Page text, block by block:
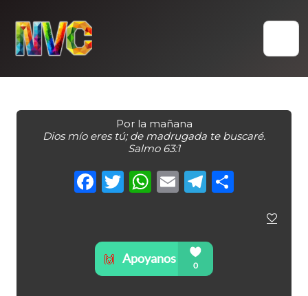
content
Por la mañana
Dios mío eres tú; de madrugada te buscaré.
Salmo 63:1
Facebook
Twitter
WhatsApp
Email